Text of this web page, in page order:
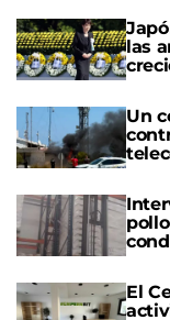
las
Un
El